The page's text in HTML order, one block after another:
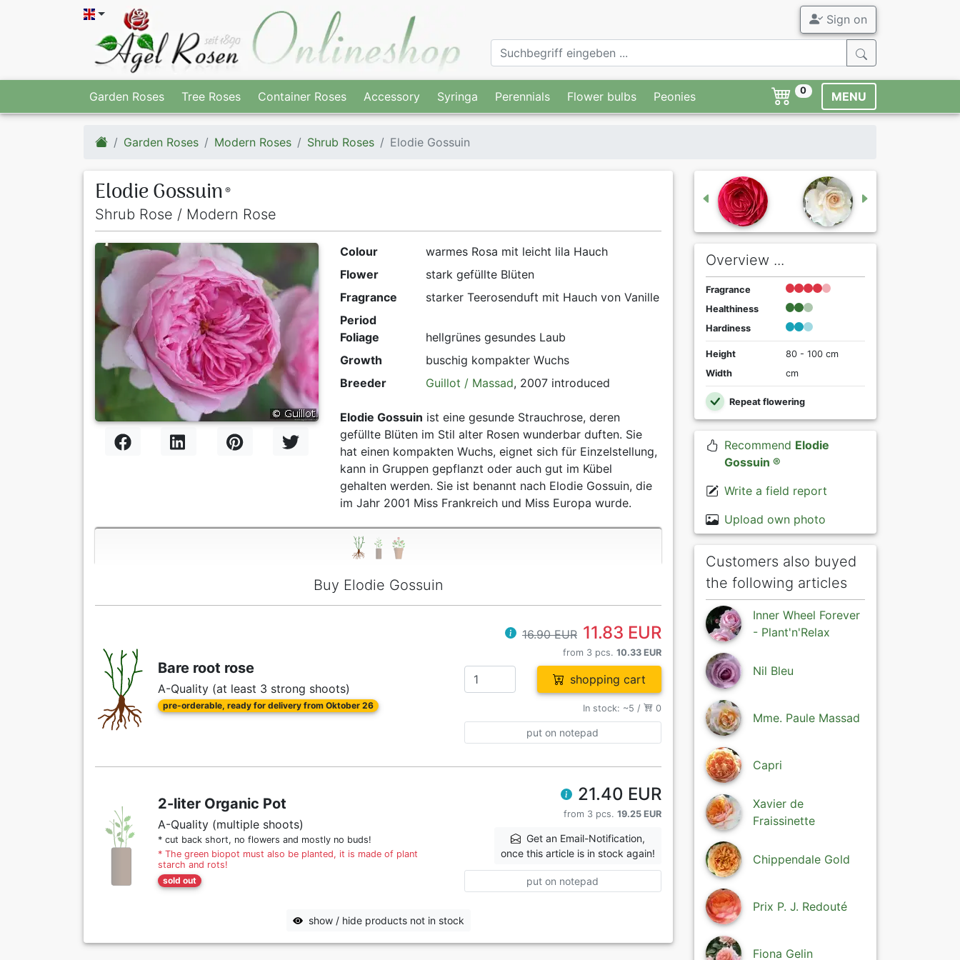
Sign on
Garden Roses Tree Roses Container Roses Accessory Syringa Perennials Flower bulbs Peonies 0 MENU
Garden Roses Modern Roses Shrub Roses Elodie Gossuin
Elodie Gossuin ®
Shrub Rose / Modern Rose
Colour
warmes Rosa mit leicht lila Hauch
Flower
stark gefüllte Blüten
Fragrance
starker Teerosenduft mit Hauch von Vanille
Period
Foliage
hellgrünes gesundes Laub
Growth
buschig kompakter Wuchs
Breeder
Guillot / Massad, 2007 introduced
Elodie Gossuin ist eine gesunde Strauchrose, deren
gefüllte Blüten im Stil alter Rosen wunderbar duften. Sie
hat einen kompakten Wuchs, eignet sich für Einzelstellung,
kann in Gruppen gepflanzt oder auch gut im Kübel
gehalten werden. Sie ist benannt nach Elodie Gossuin, die
im Jahr 2001 Miss Frankreich und Miss Europa wurde.
Buy Elodie Gossuin
Bare root rose
A-Quality (at least 3 strong shoots)
pre-orderable, ready for delivery from Oktober 26
16.90 EUR 11.83 EUR
from 3 pcs. 10.33 EUR
shopping cart
In stock: ~5 / 0
put on notepad
2-liter Organic Pot
A-Quality (multiple shoots)
* cut back short, no flowers and mostly no buds!
* The green biopot must also be planted, it is made of plant
starch and rots!
sold out
21.40 EUR
from 3 pcs. 19.25 EUR
Get an Email-Notification,
once this article is in stock again!
put on notepad
show / hide products not in stock
Overview ...
Fragrance
Healthiness
Hardiness
Height
80 - 100 cm
Width
cm
Repeat flowering
Recommend Elodie
Gossuin ®
Write a field report
Upload own photo
Customers also buyed
the following articles
Inner Wheel Forever
- Plant'n'Relax
Nil Bleu
Mme. Paule Massad
Capri
Xavier de
Fraissinette
Chippendale Gold
Prix P. J. Redouté
Fiona Gelin